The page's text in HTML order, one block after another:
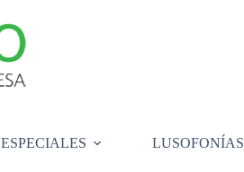
ESPECIALES LUSOFONÍAS